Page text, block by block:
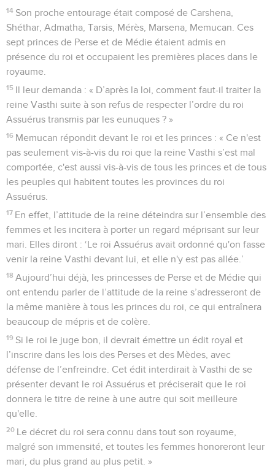
14 Son proche entourage était composé de Carshena,
Shéthar, Admatha, Tarsis, Mérès, Marsena, Memucan. Ces
sept princes de Perse et de Médie étaient admis en
présence du roi et occupaient les premières places dans le
royaume.
15 Il leur demanda : « D’après la loi, comment faut-il traiter la
reine Vasthi suite à son refus de respecter l’ordre du roi
Assuérus transmis par les eunuques ? »
16 Memucan répondit devant le roi et les princes : « Ce n'est
pas seulement vis-à-vis du roi que la reine Vasthi s’est mal
comportée, c'est aussi vis-à-vis de tous les princes et de tous
les peuples qui habitent toutes les provinces du roi
Assuérus.
17 En effet, l’attitude de la reine déteindra sur l’ensemble des
femmes et les incitera à porter un regard méprisant sur leur
mari. Elles diront : ‘Le roi Assuérus avait ordonné qu'on fasse
venir la reine Vasthi devant lui, et elle n'y est pas allée.’
18 Aujourd’hui déjà, les princesses de Perse et de Médie qui
ont entendu parler de l’attitude de la reine s’adresseront de
la même manière à tous les princes du roi, ce qui entraînera
beaucoup de mépris et de colère.
19 Si le roi le juge bon, il devrait émettre un édit royal et
l’inscrire dans les lois des Perses et des Mèdes, avec
défense de l’enfreindre. Cet édit interdirait à Vasthi de se
présenter devant le roi Assuérus et préciserait que le roi
donnera le titre de reine à une autre qui soit meilleure
qu'elle.
20 Le décret du roi sera connu dans tout son royaume,
malgré son immensité, et toutes les femmes honoreront leur
mari, du plus grand au plus petit. »